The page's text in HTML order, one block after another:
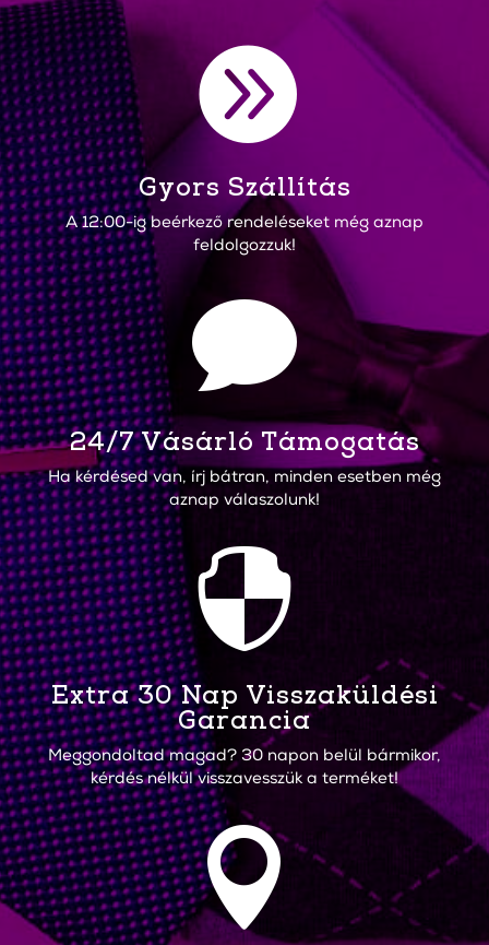

Gyors Szállítás
A 12:00-ig beérkező rendeléseket még aznap
feldolgozzuk!

24/7 Vásárló Támogatás
Ha kérdésed van, írj bátran, minden esetben még
aznap válaszolunk!

Extra 30 Nap Visszaküldési
Garancia
Meggondoltad magad? 30 napon belül bármikor,
kérdés nélkül visszavesszük a terméket!
